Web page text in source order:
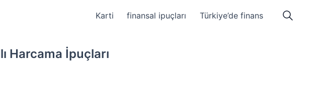
Karti finansal ipuçları Türkiye’de finans
Harcama İpuçları